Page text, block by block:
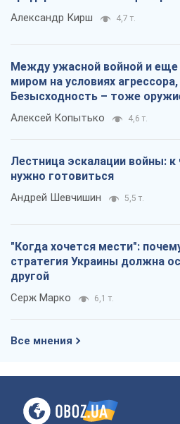
Александр Кирш 4,7 т.
Между ужасной войной и
миром на условиях агрессора,
Безысходность – тоже
Алексей Копытько 4,6 т.
Лестница эскалации войны: к
нужно готовиться
Андрей Шевчишин 5,5 т.
"Когда хочется мести":
стратегия Украины должна
другой
Серж Марко 6,1 т.
Все мнения